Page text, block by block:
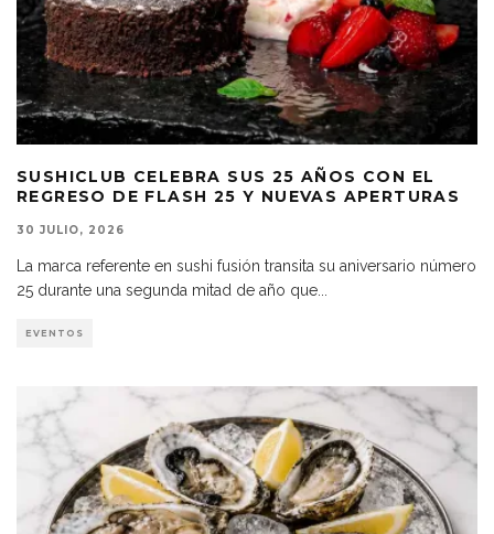
SUSHICLUB CELEBRA SUS 25 AÑOS CON EL
REGRESO DE FLASH 25 Y NUEVAS APERTURAS
30 JULIO, 2026
La marca referente en sushi fusión transita su aniversario número
25 durante una segunda mitad de año que...
EVENTOS